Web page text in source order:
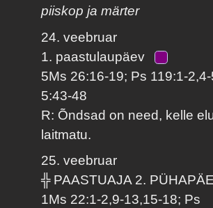
piiskop ja märter
24. veebruar
1. paastulaupäev
5Ms 26:16-19; Ps 119:1-
5:43-48
R: Õndsad on need, kelle
laitmatu.
25. veebruar
╬ PAASTUAJA 2.
1Ms 22:1-2,9-13,15-18; Ps